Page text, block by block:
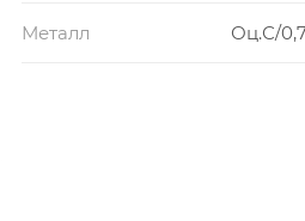
Металл Оц.С/